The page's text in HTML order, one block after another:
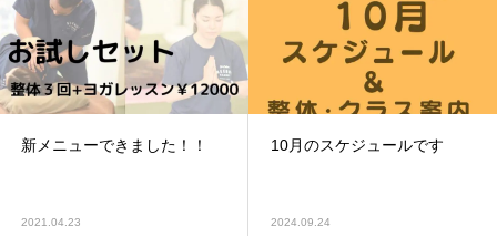
新メニューできました！！
2021.04.23
10月のスケジュールです
2024.09.24